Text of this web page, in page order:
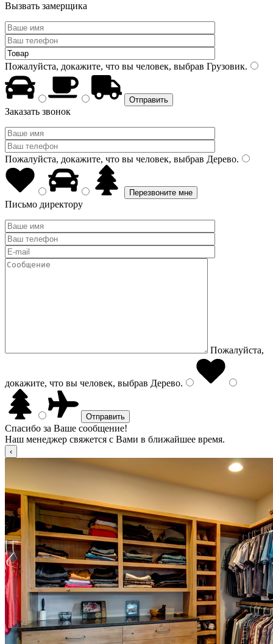
Вызвать замерщика
Пожалуйста, докажите, что вы человек, выбрав Грузовик.
Заказать звонок
Пожалуйста, докажите, что вы человек, выбрав Дерево.
Письмо директору
Пожалуйста,
докажите, что вы человек, выбрав Дерево.
Спасибо за Ваше сообщение!
Наш менеджер свяжется с Вами в ближайшее время.